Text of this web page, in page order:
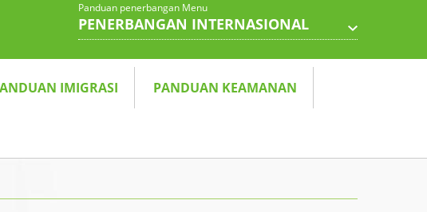
Panduan penerbangan Menu
PENERBANGAN INTERNASIONAL
IMIGRASI PANDUAN KEAMANAN